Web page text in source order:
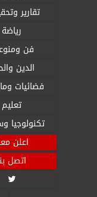
تقارير
رياضة
فن
الدين
فضائيات
تعليم
تكنولوجيا
اعلن
اتصل
